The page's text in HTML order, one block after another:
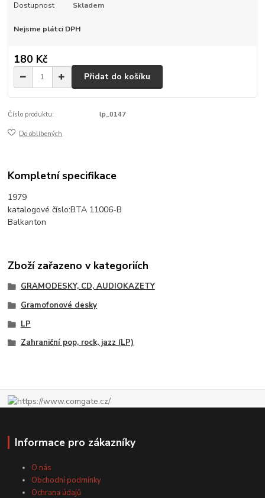
Dostupnost Skladem
Nejsme plátci DPH
180 Kč
Přidat do košíku
Číslo produktu: lp_0147
Do oblíbených
Kompletní specifikace
1979
katalogové číslo:BTA 11006-B
Balkanton
Zboží zařazeno v kategoriích
GRAMODESKY, CD, AUDIOKAZETY
Gramofonové desky
LP
Zahraniční pop, rock, jazz (LP)
Informace pro zákazníky
O nás
Obchodní podmínky
Ochrana údajů